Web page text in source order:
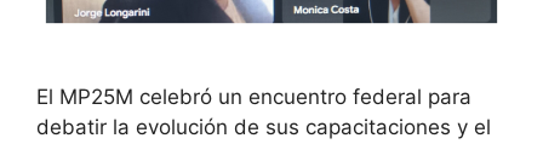
El MP25M celebró un encuentro federal para
debatir la evolución de sus capacitaciones y el